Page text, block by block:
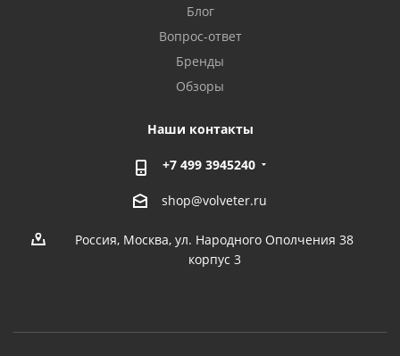
Блог
Вопрос-ответ
Бренды
Обзоры
Наши контакты
+7 499 3945240
shop@volveter.ru
Россия, Москва, ул. Народного Ополчения 38
корпус 3